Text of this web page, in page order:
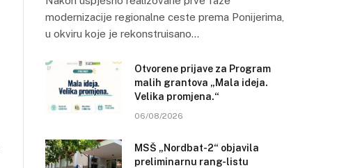
modernizacije regionalne ceste prema Ponijerima,
u okviru koje je rekonstruisano…
Otvorene prijave za Program
malih grantova „Mala ideja.
Velika promjena.“
06/08/2026
MSŠ „Nordbat-2“ objavila
preliminarnu rang-listu